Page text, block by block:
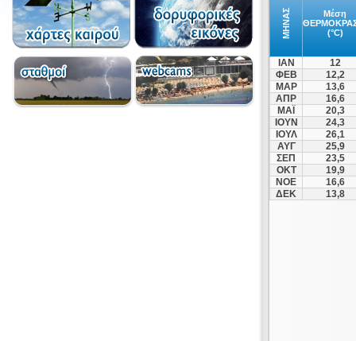
Ιεράπετρα
Κάντανος
Καστέλλι
Κίσσαμος
Κολυμβάρι
Κόφινα
ΜΗΝΑΣ
Μέση
(°C)
ΙΑΝ
12
ΦΕΒ
12,2
ΜΑΡ
13,6
ΑΠΡ
16,6
ΜΑΪ
20,3
ΙΟΥΝ
24,3
ΙΟΥΛ
26,1
ΑΥΓ
25,9
ΣΕΠ
23,5
ΟΚΤ
19,9
ΝΟΕ
16,6
ΔΕΚ
13,8